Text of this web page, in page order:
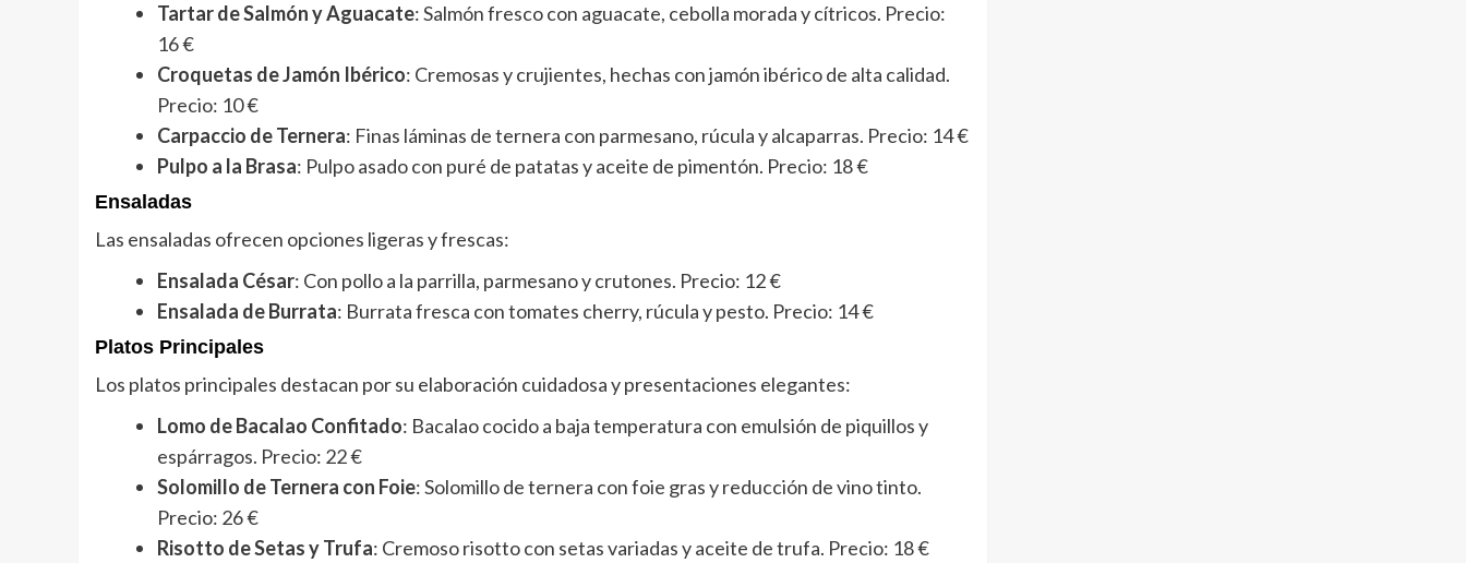
Tartar de Salmón y Aguacate: Salmón fresco con aguacate, cebolla morada y cítricos. Precio:
16 €
Croquetas de Jamón Ibérico: Cremosas y crujientes, hechas con jamón ibérico de alta calidad.
Precio: 10 €
Carpaccio de Ternera: Finas láminas de ternera con parmesano, rúcula y alcaparras. Precio: 14 €
Pulpo a la Brasa: Pulpo asado con puré de patatas y aceite de pimentón. Precio: 18 €
Ensaladas
Las ensaladas ofrecen opciones ligeras y frescas:
Ensalada César: Con pollo a la parrilla, parmesano y crutones. Precio: 12 €
Ensalada de Burrata: Burrata fresca con tomates cherry, rúcula y pesto. Precio: 14 €
Platos Principales
Los platos principales destacan por su elaboración cuidadosa y presentaciones elegantes:
Lomo de Bacalao Confitado: Bacalao cocido a baja temperatura con emulsión de piquillos y
espárragos. Precio: 22 €
Solomillo de Ternera con Foie: Solomillo de ternera con foie gras y reducción de vino tinto.
Precio: 26 €
Risotto de Setas y Trufa: Cremoso risotto con setas variadas y aceite de trufa. Precio: 18 €